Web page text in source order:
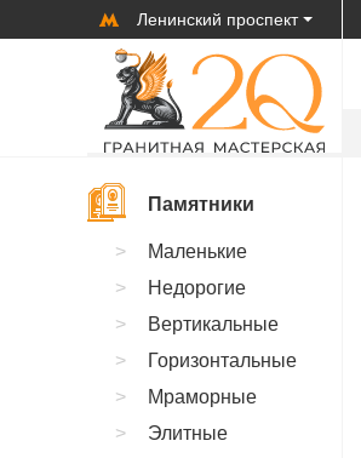
Ленинский проспект
Памятники
Маленькие
Недорогие
Вертикальные
Горизонтальные
Мраморные
Элитные